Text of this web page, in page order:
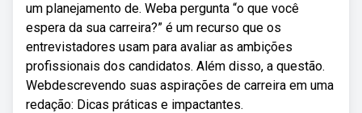
um planejamento de. Weba pergunta “o que você
espera da sua carreira?” é um recurso que os
entrevistadores usam para avaliar as ambições
profissionais dos candidatos. Além disso, a questão.
Webdescrevendo suas aspirações de carreira em uma
redação: Dicas práticas e impactantes.